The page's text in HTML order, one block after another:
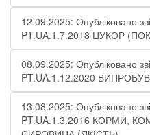
12.09.2025: Опубліковано
PT.UA.1.7.2018 ЦУКОР
08.09.2025: Опубліковано
PT.UA.1.12.2020
13.08.2025: Опубліковано
PT.UA.1.3.2016 КОРМИ,